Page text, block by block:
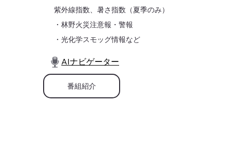
紫外線指数、暑さ指数（夏季のみ）
・林野火災注意報・警報
・光化学スモッグ情報など
AIナビゲーター
番組紹介